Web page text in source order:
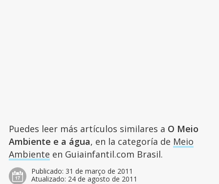
Puedes leer más artículos similares a O Meio
Ambiente e a água, en la categoría de Meio
Ambiente en Guiainfantil.com Brasil.
Publicado: 31 de março de 2011
Atualizado: 24 de agosto de 2011